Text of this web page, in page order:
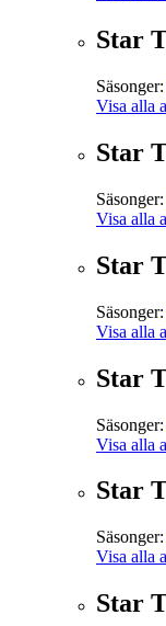
Star
Säsonger:
Visa alla
Star
Säsonger:
Visa alla
Star
Säsonger:
Visa alla
Star
Säsonger:
Visa alla
Star
Säsonger:
Visa alla
Star